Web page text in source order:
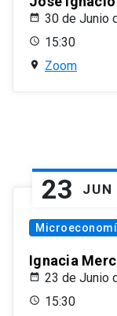
30 de Junio
15:30
Zoom
23 JUN
Ignacia
23 de Junio
15:30